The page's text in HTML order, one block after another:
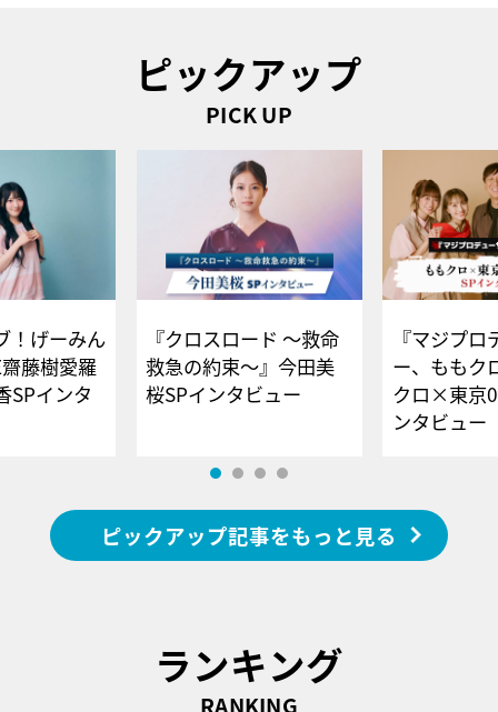
ピックアップ
PICK UP
！げーみん
藤樹愛羅
SPインタ
『クロスロード ～救命
救急の約束～』今田美
桜SPインタビュー
『マジプロ
ー、ももク
クロ×東京
ンタビュー
ピックアップ記事をもっと見る
ランキング
RANKING